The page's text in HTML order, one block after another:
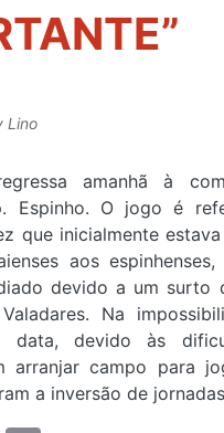
Lino
amanhã à
Espinho. O jogo é
que inicialmente
aos
devido a um surto
Na
data, devido às
arranjar campo para
a inversão de